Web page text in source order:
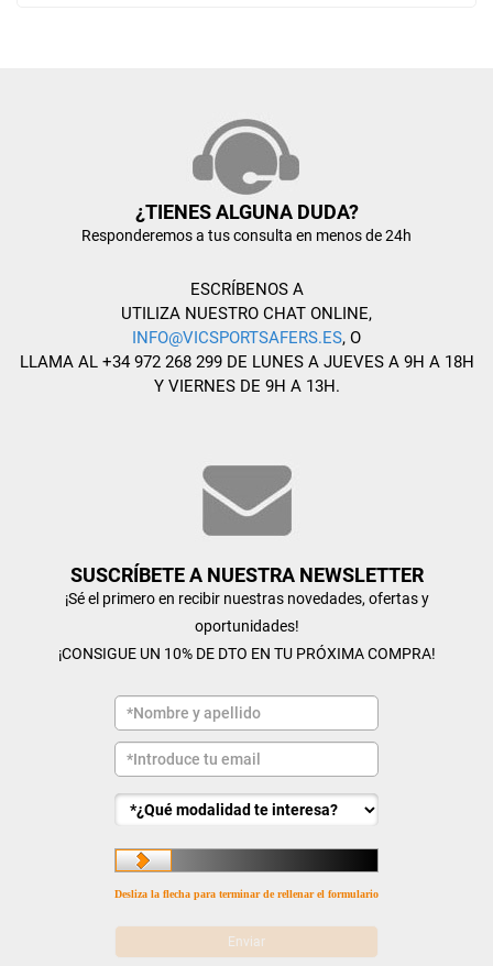
¿TIENES ALGUNA DUDA?
Responderemos a tus consulta en menos de 24h
ESCRÍBENOS A
UTILIZA NUESTRO CHAT ONLINE,
INFO@VICSPORTSAFERS.ES, O
LLAMA AL +34 972 268 299 DE LUNES A JUEVES A 9H A 18H
Y VIERNES DE 9H A 13H.
SUSCRÍBETE A NUESTRA NEWSLETTER
¡Sé el primero en recibir nuestras novedades, ofertas y
oportunidades!
¡CONSIGUE UN 10% DE DTO EN TU PRÓXIMA COMPRA!
Desliza la flecha para terminar de rellenar el formulario